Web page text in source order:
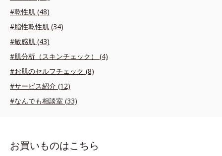
#乾性肌 (48)
#脂性乾性肌 (34)
#敏感肌 (43)
#肌分析（スキンチェック） (4)
#お肌のセルフチェック (8)
#サービス紹介 (12)
#なんでも相談室 (33)
お買いものはこちら